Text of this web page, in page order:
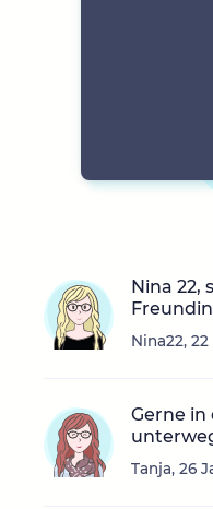
Nina 22,
Freundin
Nina22,
Gerne in
Tanja, 26